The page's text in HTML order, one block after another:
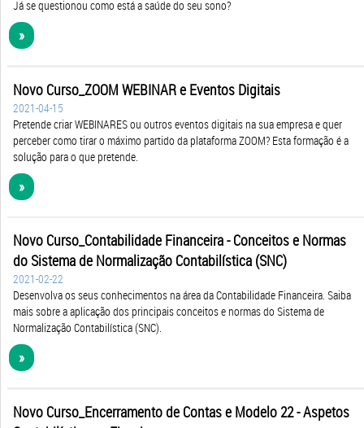
Já se questionou como está a saúde do seu sono?
»
Novo Curso_ZOOM WEBINAR e Eventos Digitais
2021-04-15
Pretende criar WEBINARES ou outros eventos digitais na sua empresa e quer
perceber como tirar o máximo partido da plataforma ZOOM? Esta formação é a
solução para o que pretende.
»
Novo Curso_Contabilidade Financeira - Conceitos e Normas
do Sistema de Normalização Contabilística (SNC)
2021-02-22
Desenvolva os seus conhecimentos na área da Contabilidade Financeira. Saiba
mais sobre a aplicação dos principais conceitos e normas do Sistema de
Normalização Contabilística (SNC).
»
Novo Curso_Encerramento de Contas e Modelo 22 - Aspetos